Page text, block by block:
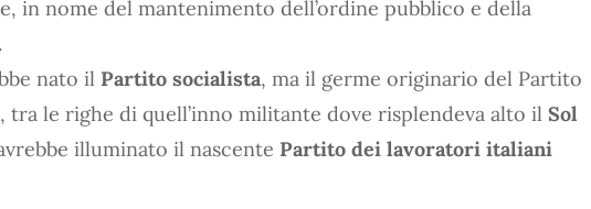
in nome del mantenimento dell’ordine pubblico e della
nato il Partito socialista, ma il germe originario del Partito
tra le righe di quell’inno militante dove risplendeva alto il Sol
illuminato il nascente Partito dei lavoratori italiani